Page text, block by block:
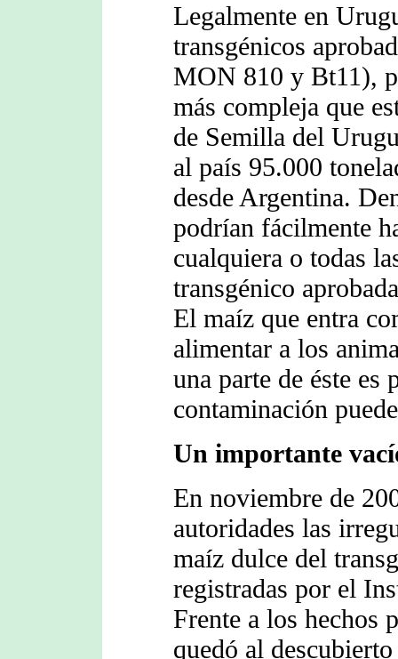
Legalmente en
transgénicos
MON 810 y Bt11),
más compleja que
de Semilla del
al país 95.000
desde Argentina.
podrían fácilmente
cualquiera o todas
transgénico
El maíz que entra
alimentar a los
una parte de éste
contaminación
Un importante
En noviembre de
autoridades las
maíz dulce del
registradas por el
Frente a los hechos
quedó al